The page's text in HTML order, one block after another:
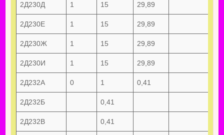
2Д230Д 1 15 29,89
2Д230Е 1 15 29,89
2Д230Ж 1 15 29,89
2Д230И 1 15 29,89
2Д232А 0 1 0,41
2Д232Б 0,41
2Д232В 0,41